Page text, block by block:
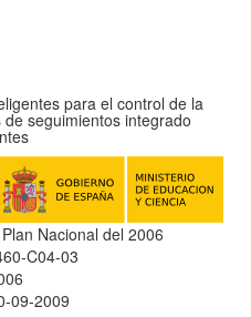
para el control de la
seguimientos integrado
Nacional del 2006
C04-03
09-2009